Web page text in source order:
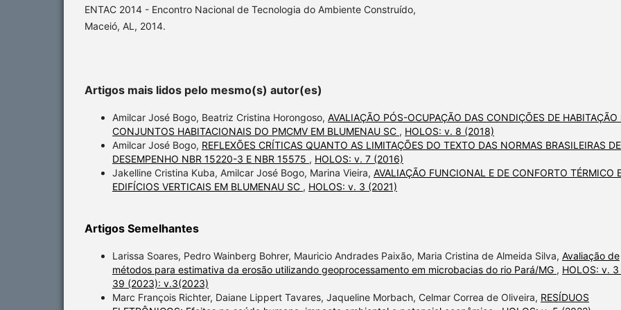
ENTAC 2014 - Encontro Nacional de Tecnologia do Ambiente Construído,
Maceió, AL, 2014.
Artigos mais lidos pelo mesmo(s) autor(es)
Amilcar José Bogo, Beatriz Cristina Horongoso, AVALIAÇÃO PÓS-OCUPAÇÃO DAS CONDIÇÕES DE HABITAÇÃO
CONJUNTOS HABITACIONAIS DO PMCMV EM BLUMENAU SC , HOLOS: v. 8 (2018)
Amilcar José Bogo, REFLEXÕES CRÍTICAS QUANTO AS LIMITAÇÕES DO TEXTO DAS NORMAS BRASILEIRAS DE
DESEMPENHO NBR 15220-3 E NBR 15575 , HOLOS: v. 7 (2016)
Jakelline Cristina Kuba, Amilcar José Bogo, Marina Vieira, AVALIAÇÃO FUNCIONAL E DE CONFORTO TÉRMICO
EDIFÍCIOS VERTICAIS EM BLUMENAU SC , HOLOS: v. 3 (2021)
Artigos Semelhantes
Larissa Soares, Pedro Wainberg Bohrer, Mauricio Andrades Paixão, Maria Cristina de Almeida Silva, Avaliação de
métodos para estimativa da erosão utilizando geoprocessamento em microbacias do rio Pará/MG , HOLOS: v. 3
39 (2023): v.3(2023)
Marc François Richter, Daiane Lippert Tavares, Jaqueline Morbach, Celmar Correa de Oliveira, RESÍDUOS